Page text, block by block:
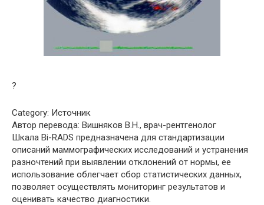
?
Category: Источник
Автор перевода: Вишняков В.Н., врач-рентгенолог
Шкала Bi-RADS предназначена для стандартизации
описаний маммографических исследований и устранения
разночтений при выявлении отклонений от нормы, ее
использование облегчает сбор статистических данных,
позволяет осуществлять мониторинг результатов и
оценивать качество диагностики.